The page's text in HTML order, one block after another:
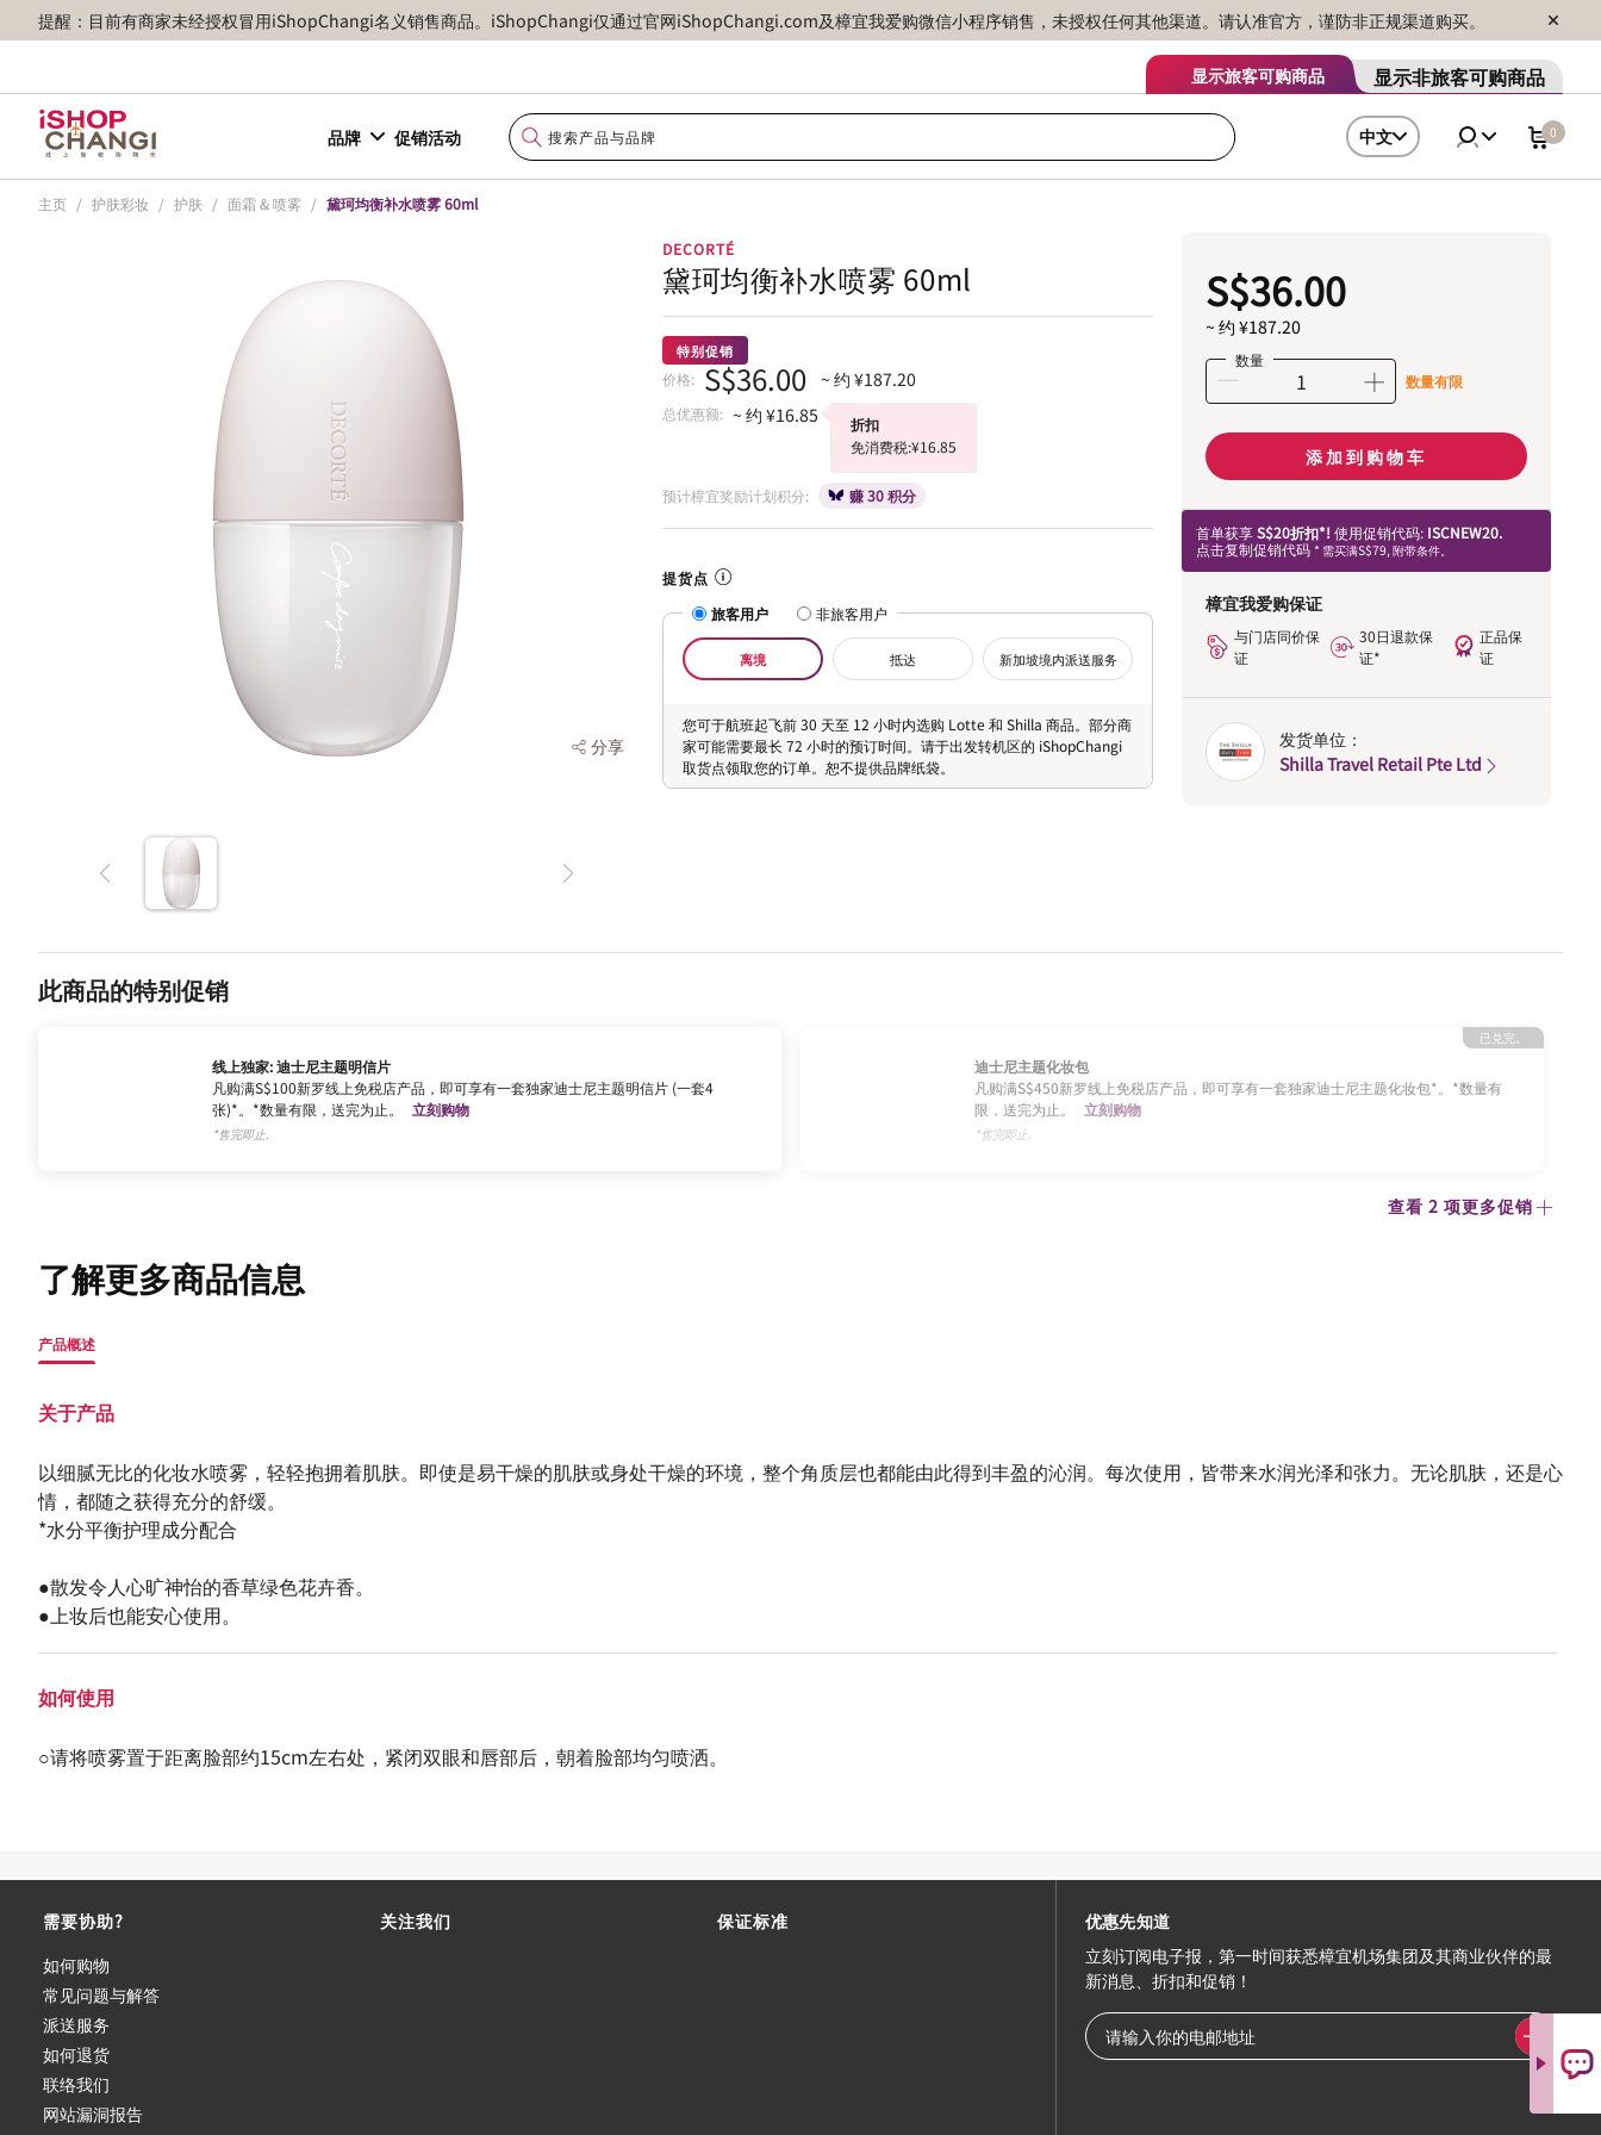
提醒：目前有商家未经授权冒用iShopChangi名义销售商品。iShopChangi仅通过官网iShopChangi.com及樟宜我爱购微信小程序销售，未授权任何其他渠道。请认准官方，谨防非正规渠道购买。
显示旅客可购商品 显示非旅客可购商品
品牌 促销活动 中文 0
主页 / 护肤彩妆 / 护肤 / 面霜 & 喷雾 / 黛珂均衡补水喷雾 60ml
分享
DECORTÉ
黛珂均衡补水喷雾 60ml
特别促销
价格: S$36.00 ~ 约 ¥187.20
总优惠额: ~ 约 ¥16.85
折扣
免消费税:¥16.85
预计樟宜奖励计划积分: 赚 30 积分
提货点
旅客用户
非旅客用户
离境 抵达 新加坡境内派送服务
您可于航班起飞前 30 天至 12 小时内选购 Lotte 和 Shilla 商品。部分商
家可能需要最长 72 小时的预订时间。请于出发转机区的 iShopChangi
取货点领取您的订单。恕不提供品牌纸袋。
S$36.00
~ 约 ¥187.20
数量
数量有限
添加到购物车
首单获享S$20折扣*! 使用促销代码: ISCNEW20.
点击复制促销代码 * 需买满S$79, 附带条件。
樟宜我爱购保证
与门店同价保
证
30日退款保
证*
正品保
证
发货单位：
Shilla Travel Retail Pte Ltd
此商品的特别促销
线上独家: 迪士尼主题明信片
凡购满S$100新罗线上免税店产品，即可享有一套独家迪士尼主题明信片 (一套4
张)*。*数量有限，送完为止。
立刻购物
*售完即止.
已兑完。
迪士尼主题化妆包
凡购满S$450新罗线上免税店产品，即可享有一套独家迪士尼主题化妆包*。*数量有
限，送完为止。
立刻购物
*售完即止.
查看 2 项更多促销
了解更多商品信息
产品概述
关于产品
以细腻无比的化妆水喷雾，轻轻抱拥着肌肤。即使是易干燥的肌肤或身处干燥的环境，整个角质层也都能由此得到丰盈的沁润。每次使用，皆带来水润光泽和张力。无论肌肤，还是心
情，都随之获得充分的舒缓。
*水分平衡护理成分配合
●散发令人心旷神怡的香草绿色花卉香。
●上妆后也能安心使用。
如何使用
○请将喷雾置于距离脸部约15cm左右处，紧闭双眼和唇部后，朝着脸部均匀喷洒。
需要协助?
如何购物
常见问题与解答
派送服务
如何退货
联络我们
网站漏洞报告
关注我们 保证标准
优惠先知道
立刻订阅电子报，第一时间获悉樟宜机场集团及其商业伙伴的最
新消息、折扣和促销！